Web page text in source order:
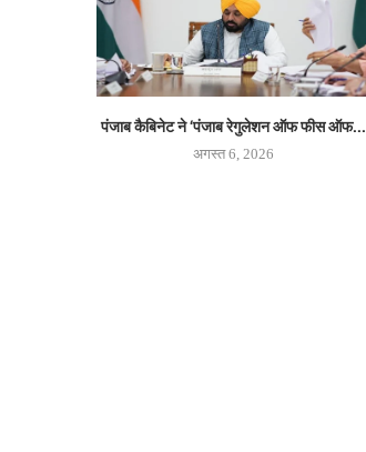
पंजाब कैबिनेट ने ‘पंजाब रेगुलेशन ऑफ फीस ऑफ...
अगस्त 6, 2026